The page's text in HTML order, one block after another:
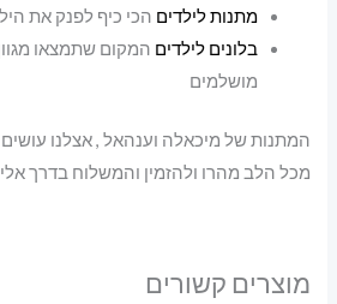
מתנות לילדים הכי כיף לפנק את
בלונים לילדים המקום שתמצאו
מושלמים
המתנות של מיכאלה וענהאל , אצלנו
מכל הלב מהרו ולהזמין והמשלוח בדרך
מוצרים קשורים